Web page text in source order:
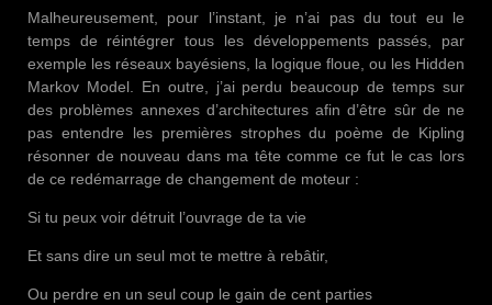
Malheureusement, pour l’instant, je n’ai pas du tout eu le
temps de réintégrer tous les développements passés, par
exemple les réseaux bayésiens, la logique floue, ou les Hidden
Markov Model. En outre, j’ai perdu beaucoup de temps sur
des problèmes annexes d’architectures afin d’être sûr de ne
pas entendre les premières strophes du poème de Kipling
résonner de nouveau dans ma tête comme ce fut le cas lors
de ce redémarrage de changement de moteur :
Si tu peux voir détruit l’ouvrage de ta vie
Et sans dire un seul mot te mettre à rebâtir,
Ou perdre en un seul coup le gain de cent parties